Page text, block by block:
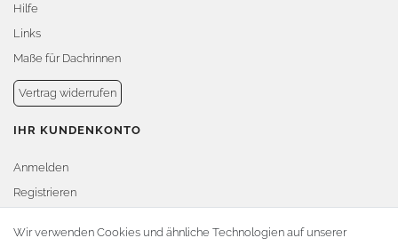
Hilfe
Links
Maße für Dachrinnen
Vertrag widerrufen
IHR KUNDENKONTO
Anmelden
Registrieren
Warenkorb
Wir verwenden Cookies und ähnliche Technologien auf unserer